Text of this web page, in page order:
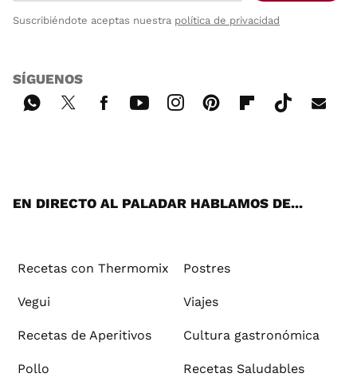
Suscribiéndote aceptas nuestra política de privacidad
SÍGUENOS
EN DIRECTO AL PALADAR HABLAMOS DE...
Recetas con Thermomix Postres
Vegui Viajes
Recetas de Aperitivos Cultura gastronómica
Pollo Recetas Saludables